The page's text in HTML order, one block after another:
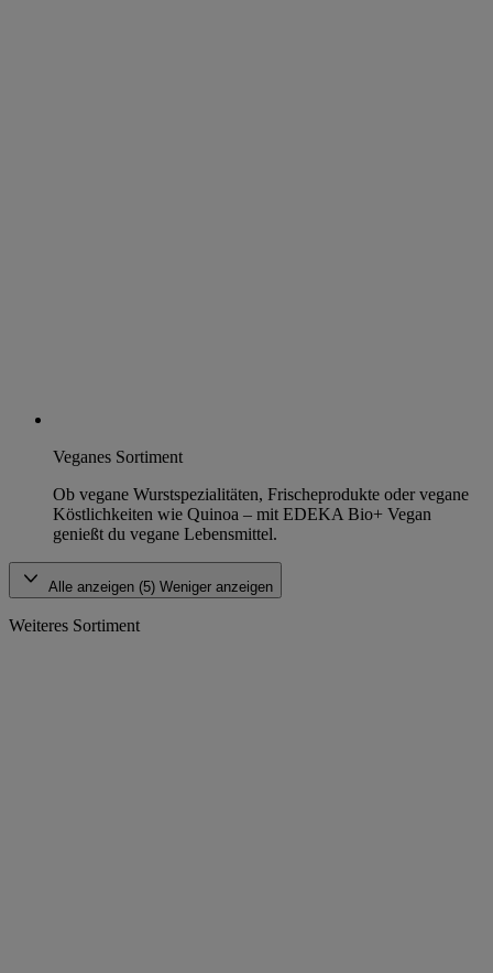
Veganes Sortiment
Ob vegane Wurstspezialitäten, Frischeprodukte oder vegane
Köstlichkeiten wie Quinoa – mit EDEKA Bio+ Vegan
genießt du vegane Lebensmittel.
Alle anzeigen (5) Weniger anzeigen
Weiteres Sortiment